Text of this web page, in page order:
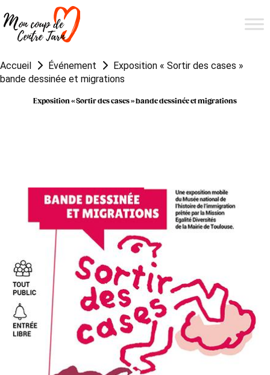
Accueil Événement
Exposition « Sortir des cases »
bande dessinée et migrations
Exposition « Sortir des cases » bande dessinée et migrations